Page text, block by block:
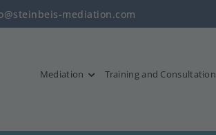
mediation.com
Mediation Training and Consultation